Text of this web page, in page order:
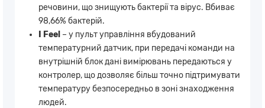
речовини, що знищують бактерії та вірус. Вбиває
98,66% бактерій.
I Feel – у пульт управління вбудований
температурний датчик, при передачі команди на
внутрішній блок дані вимірювань передаються у
контролер, що дозволяє більш точно підтримувати
температуру безпосередньо в зоні знаходження
людей.